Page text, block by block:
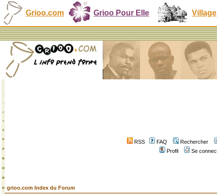
Grioo.com Grioo Pour Elle Village
RSS FAQ
Rechercher
Profil
Se
grioo.com Index du Forum